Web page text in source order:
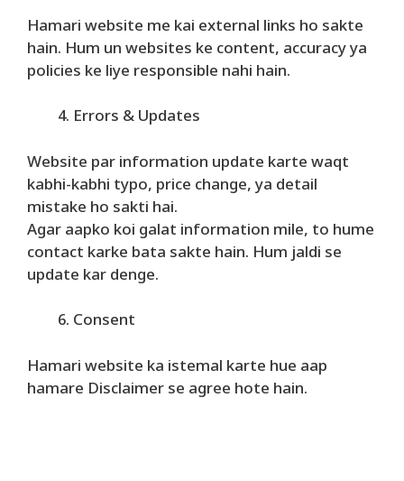
Hamari website me kai external links ho sakte
hain. Hum un websites ke content, accuracy ya
policies ke liye responsible nahi hain.
Errors & Updates
Website par information update karte waqt
kabhi-kabhi typo, price change, ya detail
mistake ho sakti hai.
Agar aapko koi galat information mile, to hume
contact karke bata sakte hain. Hum jaldi se
update kar denge.
Consent
Hamari website ka istemal karte hue aap
hamare Disclaimer se agree hote hain.